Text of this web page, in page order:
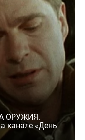
ОРУЖИЯ.
канале «День